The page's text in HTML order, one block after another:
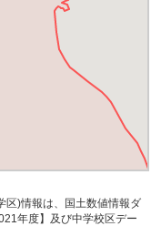
区)情報は、国土数値情報ダ
年度】及び中学校区デー